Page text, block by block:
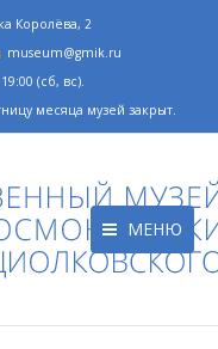
Королёва, 2
museum@gmik.ru
(сб, вс).
месяца музей закрыт.
МЕНЮ